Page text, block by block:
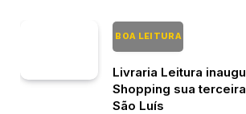
BOA LEITURA
Livraria Leitura
Shopping sua
São Luís